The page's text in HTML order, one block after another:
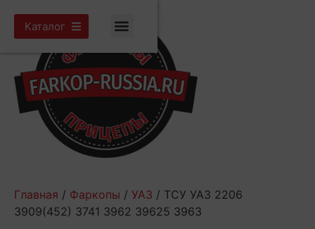
Каталог
Главная / Фаркопы / УАЗ / ТСУ УАЗ 2206
3909(452) 3741 3962 39625 3963